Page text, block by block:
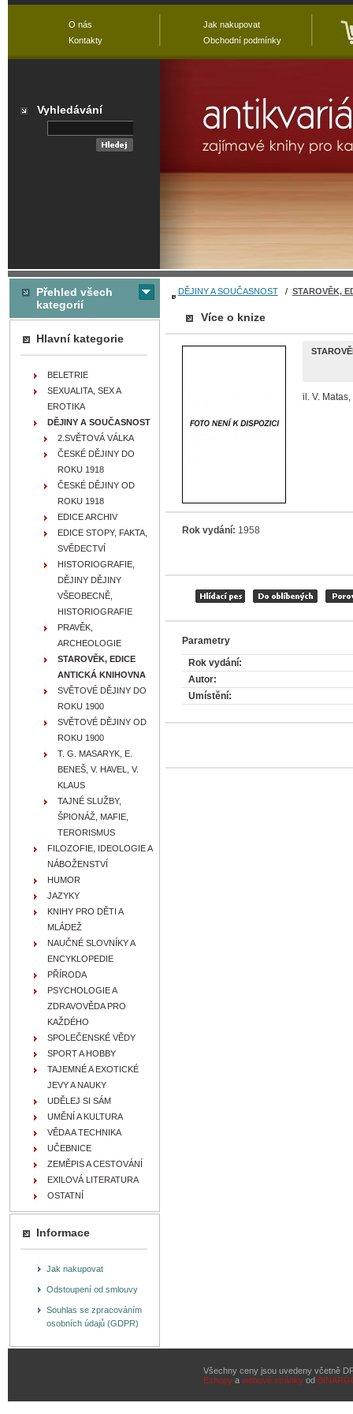
DĚJINY A SOUČASNOST/ STAROVĚK,
Více o knize
il. V.
Rok vydání: 1958
Parametry
Rok vydání:
Autor:
Umístění:
Přehled všech
kategorií
Hlavní kategorie
BELETRIE
SEXUALITA, SEX A
EROTIKA
DĚJINY A SOUČASNOST
2.SVĚTOVÁ VÁLKA
ČESKÉ DĚJINY DO
ROKU 1918
ČESKÉ DĚJINY OD
ROKU 1918
EDICE ARCHIV
EDICE STOPY, FAKTA,
SVĚDECTVÍ
HISTORIOGRAFIE,
DĚJINY DĚJINY
VŠEOBECNĚ,
HISTORIOGRAFIE
PRAVĚK,
ARCHEOLOGIE
STAROVĚK, EDICE
ANTICKÁ KNIHOVNA
SVĚTOVÉ DĚJINY DO
ROKU 1900
SVĚTOVÉ DĚJINY OD
ROKU 1900
T. G. MASARYK, E.
BENEŠ, V. HAVEL, V.
KLAUS
TAJNÉ SLUŽBY,
ŠPIONÁŽ, MAFIE,
TERORISMUS
FILOZOFIE, IDEOLOGIE A
NÁBOŽENSTVÍ
HUMOR
JAZYKY
KNIHY PRO DĚTI A
MLÁDEŽ
NAUČNÉ SLOVNÍKY A
ENCYKLOPEDIE
PŘÍRODA
PSYCHOLOGIE A
ZDRAVOVĚDA PRO
KAŽDÉHO
SPOLEČENSKÉ VĚDY
SPORT A HOBBY
TAJEMNÉ A EXOTICKÉ
JEVY A NAUKY
UDĚLEJ SI SÁM
UMĚNÍ A KULTURA
VĚDA A TECHNIKA
UČEBNICE
ZEMĚPIS A CESTOVÁNÍ
EXILOVÁ LITERATURA
OSTATNÍ
Informace
Jak nakupovat
Odstoupení od smlouvy
Souhlas se zpracováním
osobních údajů (GDPR)
Všechny ceny jsou uvedeny včetně
Eshopya webové stránkyod
O nás
Kontakty
Jak nakupovat
Obchodní podmínky
Vyhledávání